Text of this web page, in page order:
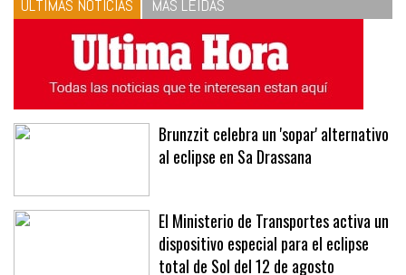
ÚLTIMAS NOTICIAS MÁS LEÍDAS
Brunzzit celebra un 'sopar' alternativo
El Ministerio de Transportes activa un